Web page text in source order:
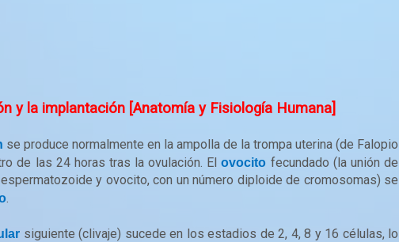
y la implantación [Anatomía y Fisiología Humana]
se produce normalmente en la ampolla de la trompa uterina (de Falopio
de las 24 horas tras la ovulación. Elovocito fecundado (la unión de
y ovocito, con un número diploide de cromosomas) se
.
siguiente (clivaje) sucede en los estadios de 2, 4, 8 y 16 células, lo